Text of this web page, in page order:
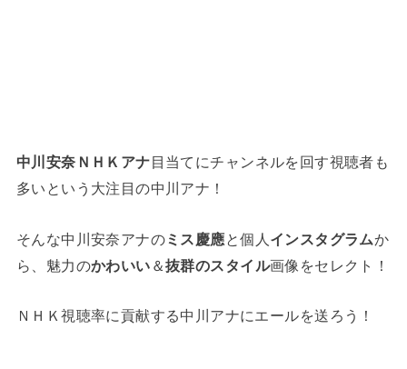
中川安奈ＮＨＫアナ 目当てにチャンネルを回す視聴者も
多いという大注目の中川アナ！
そんな中川安奈アナのミス慶應と個人 インスタグラムか
ら、魅力のかわいい ＆抜群のスタイル画像をセレクト！
ＮＨＫ視聴率に貢献する中川アナにエールを送ろう！